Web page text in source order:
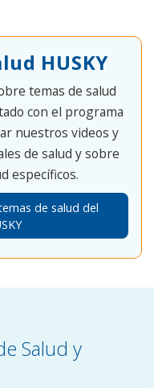
HUSKY
temas de salud
con el programa
nuestros videos y
de salud y sobre
específicos.
de salud del
Salud y